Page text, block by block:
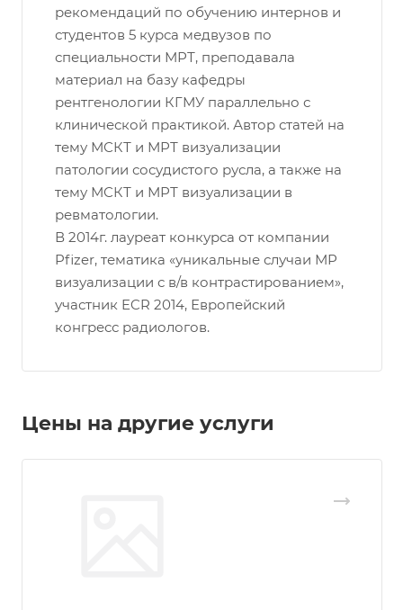
рекомендаций по обучению интернов и
студентов 5 курса медвузов по
специальности МРТ, преподавала
материал на базу кафедры
рентгенологии КГМУ параллельно с
клинической практикой. Автор статей на
тему МСКТ и МРТ визуализации
патологии сосудистого русла, а также на
тему МСКТ и МРТ визуализации в
ревматологии.
В 2014г. лауреат конкурса от компании
Pfizer, тематика «уникальные случаи МР
визуализации с в/в контрастированием»,
участник ECR 2014, Европейский
конгресс радиологов.
Цены на другие услуги